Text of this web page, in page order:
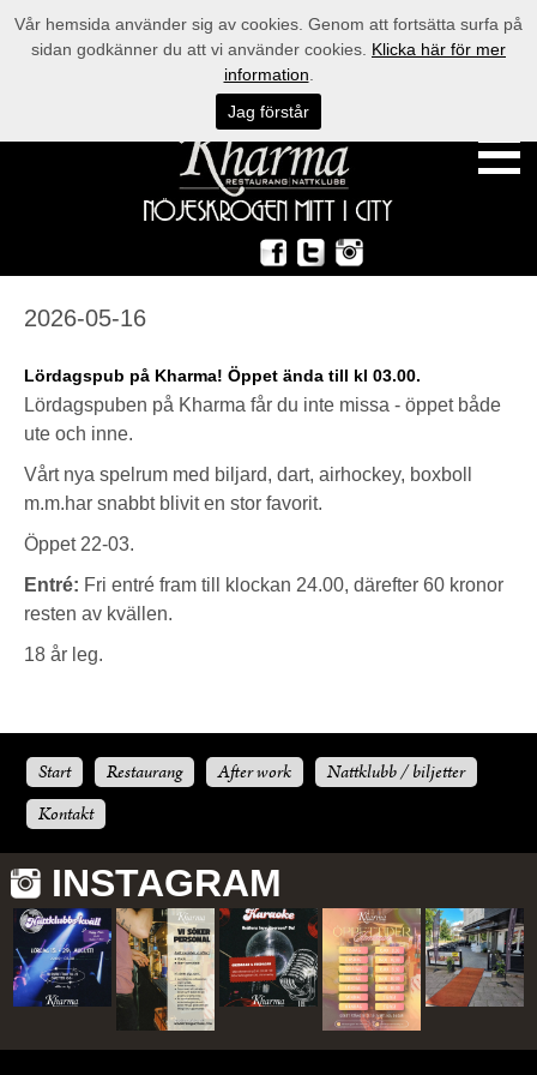
2026-05-16
Lördagspub på Kharma! Öppet ända till kl 03.00.
Lördagspuben på Kharma får du inte missa - öppet både
ute och inne.
Vårt nya spelrum med biljard, dart, airhockey, boxboll
m.m.har snabbt blivit en stor favorit.
Öppet 22-03.
Entré: Fri entré fram till klockan 24.00, därefter 60 kronor
resten av kvällen.
18 år leg.
Start Restaurang After work
Nattklubb / biljetter
Kontakt
INSTAGRAM
Vår hemsida använder sig av cookies. Genom att fortsätta surfa på
sidan godkänner du att vi använder cookies. Klicka här för mer
information
Jag förstår